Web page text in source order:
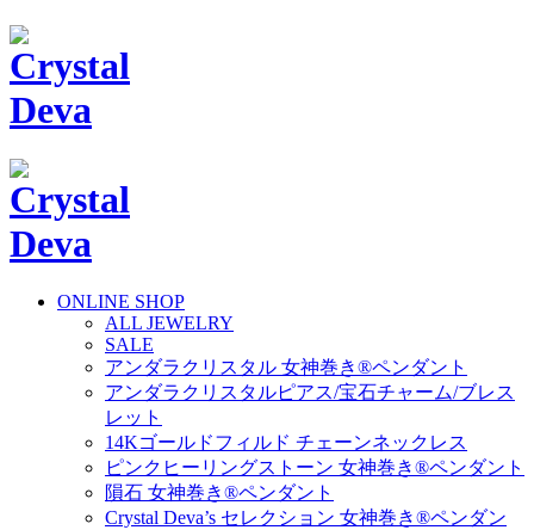
ONLINE SHOP
ALL JEWELRY
SALE
アンダラクリスタル 女神巻き®ペンダント
アンダラクリスタルピアス/宝石チャーム/ブレス
レット
14Kゴールドフィルド チェーンネックレス
ピンクヒーリングストーン 女神巻き®ペンダント
隕石 女神巻き®ペンダント
Crystal Deva’s セレクション 女神巻き®ペンダン